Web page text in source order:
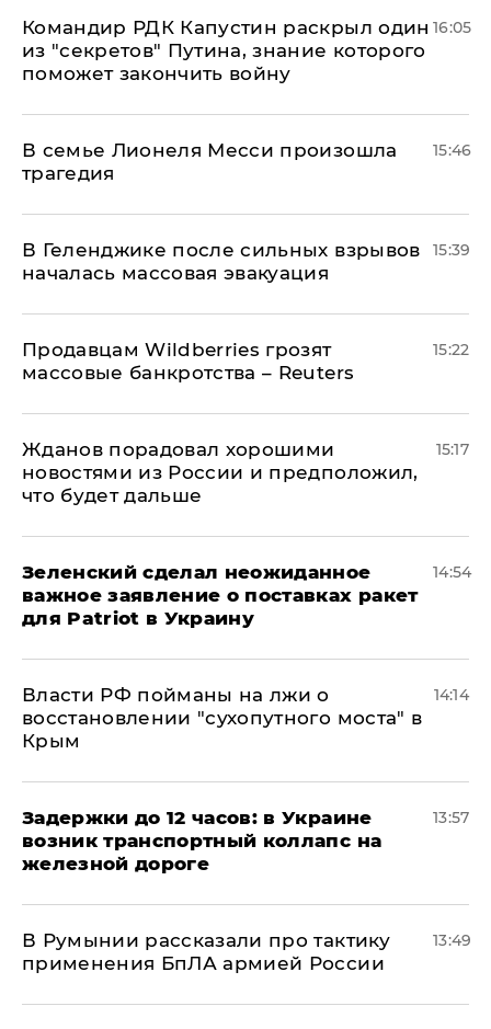
Командир РДК Капустин раскрыл один
из "секретов" Путина, знание которого
поможет закончить войну
16:05
В семье Лионеля Месси произошла
трагедия
15:46
В Геленджике после сильных взрывов
началась массовая эвакуация
15:39
Продавцам Wildberries грозят
массовые банкротства – Reuters
15:22
Жданов порадовал хорошими
новостями из России и предположил,
что будет дальше
15:17
Зеленский сделал неожиданное
важное заявление о поставках ракет
для Patriot в Украину
14:54
Власти РФ пойманы на лжи о
восстановлении "сухопутного моста" в
Крым
14:14
Задержки до 12 часов: в Украине
возник транспортный коллапс на
железной дороге
13:57
В Румынии рассказали про тактику
применения БпЛА армией России
13:49